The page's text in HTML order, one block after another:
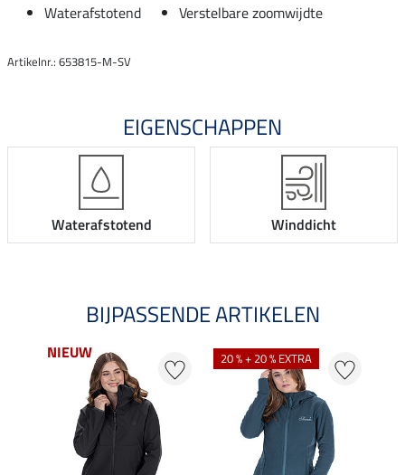
Waterafstotend
Verstelbare zoomwijdte
Artikelnr.: 653815-M-SV
EIGENSCHAPPEN
Waterafstotend Winddicht
BIJPASSENDE ARTIKELEN
NIEUW 20 % + 20 % EXTRA